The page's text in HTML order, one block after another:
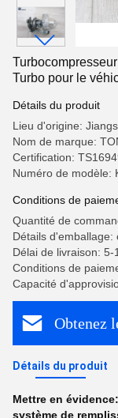
Turbo pour le
Détails du produit
Lieu d'origine:
Nom de marque:
Certification:
Numéro de modèle:
Conditions de
Quantité de
Détails d'emballage:
Délai de livraison:
Conditions de
Capacité
Obtenez
Détails du produit
Mettre en évidence:
système de